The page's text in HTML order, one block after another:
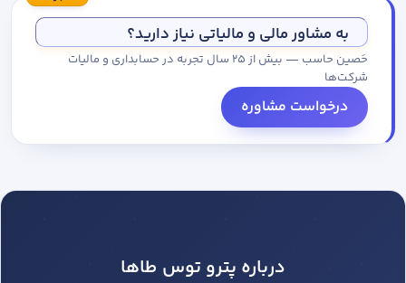
به مشاور مالی و مالیاتی نیاز دارید؟
حَصین حاسب — بیش از ۲۵ سال تجربه در حسابداری و مالیات
شرکت‌ها
درخواست مشاوره
درباره پترو توس طاها